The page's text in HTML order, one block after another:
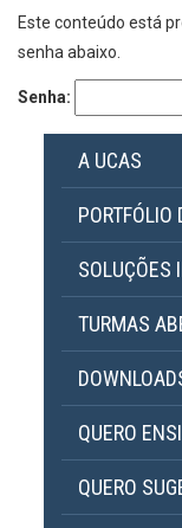
Este conteúdo está
senha abaixo.
Senha:
A UCAS
PORTFÓLIO
SOLUÇÕES
TURMAS
QUERO
QUERO